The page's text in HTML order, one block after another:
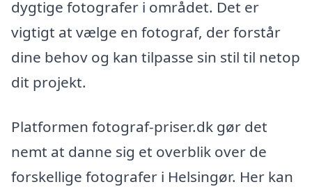
dygtige fotografer i området. Det er
vigtigt at vælge en fotograf, der forstår
dine behov og kan tilpasse sin stil til netop
dit projekt.
Platformen fotograf-priser.dk gør det
nemt at danne sig et overblik over de
forskellige fotografer i Helsingør. Her kan